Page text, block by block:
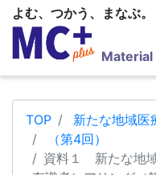
よむ、つかう、まなぶ。
Material
TOP
新たな地域医
（第4回）
資料１ 新たな地